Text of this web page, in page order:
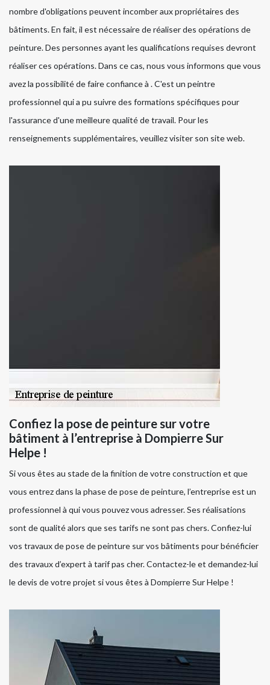
nombre d'obligations peuvent incomber aux propriétaires des
bâtiments. En fait, il est nécessaire de réaliser des opérations de
peinture. Des personnes ayant les qualifications requises devront
réaliser ces opérations. Dans ce cas, nous vous informons que vous
avez la possibilité de faire confiance à . C'est un peintre
professionnel qui a pu suivre des formations spécifiques pour
l'assurance d'une meilleure qualité de travail. Pour les
renseignements supplémentaires, veuillez visiter son site web.
Confiez la pose de peinture sur votre
bâtiment à l’entreprise à Dompierre Sur
Helpe !
Si vous êtes au stade de la finition de votre construction et que
vous entrez dans la phase de pose de peinture, l’entreprise est un
professionnel à qui vous pouvez vous adresser. Ses réalisations
sont de qualité alors que ses tarifs ne sont pas chers. Confiez-lui
vos travaux de pose de peinture sur vos bâtiments pour bénéficier
des travaux d’expert à tarif pas cher. Contactez-le et demandez-lui
le devis de votre projet si vous êtes à Dompierre Sur Helpe !